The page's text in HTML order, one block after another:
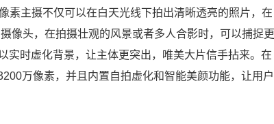
素主摄不仅可以在白天光线下拍出清晰透亮的照片，在
像头，在拍摄壮观的风景或者多人合影时，可以捕捉更
实时虚化背景，让主体更突出，唯美大片信手拈来。在
万像素，并且内置自拍虚化和智能美颜功能，让用户